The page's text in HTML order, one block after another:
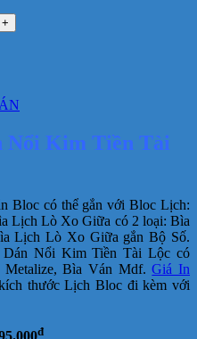
Nổi Kim Tiền Tài
Bloc có thể gắn với Bloc Lịch:
Lịch Lò Xo Giữa có 2 loại: Bìa
Lịch Lò Xo Giữa gắn Bộ Số.
Nổi Kim Tiền Tài Lộc có
Metalize, Bìa Ván Mdf.Giá In
thước Lịch Bloc đi kèm với
đ